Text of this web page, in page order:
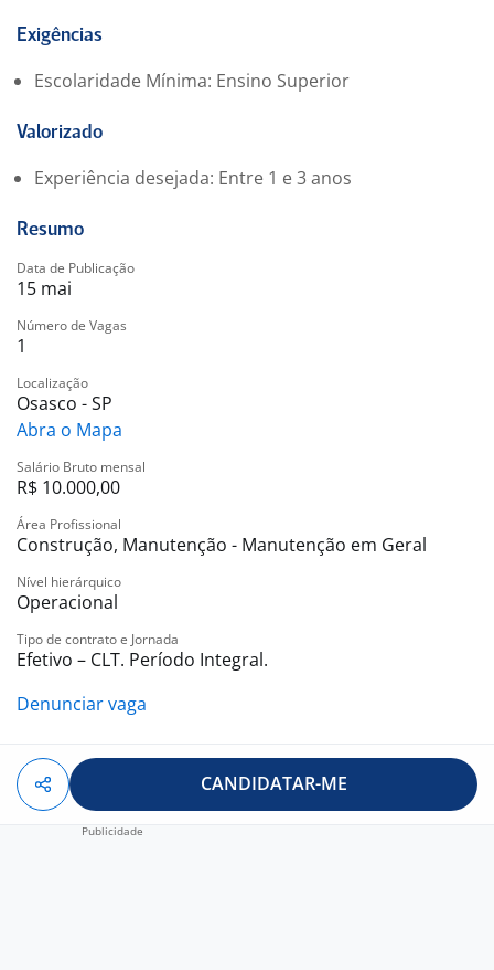
Ambiente de trabalho colaborativo
Exigências
Escolaridade Mínima: Ensino Superior
Valorizado
Experiência desejada: Entre 1 e 3 anos
Resumo
Data de Publicação
15 mai
Número de Vagas
1
Localização
Osasco - SP
Abra o Mapa
Salário Bruto mensal
R$ 10.000,00
Área Profissional
Construção, Manutenção - Manutenção em Geral
Nível hierárquico
Operacional
Tipo de contrato e Jornada
Efetivo – CLT. Período Integral.
Denunciar vaga
CANDIDATAR-ME